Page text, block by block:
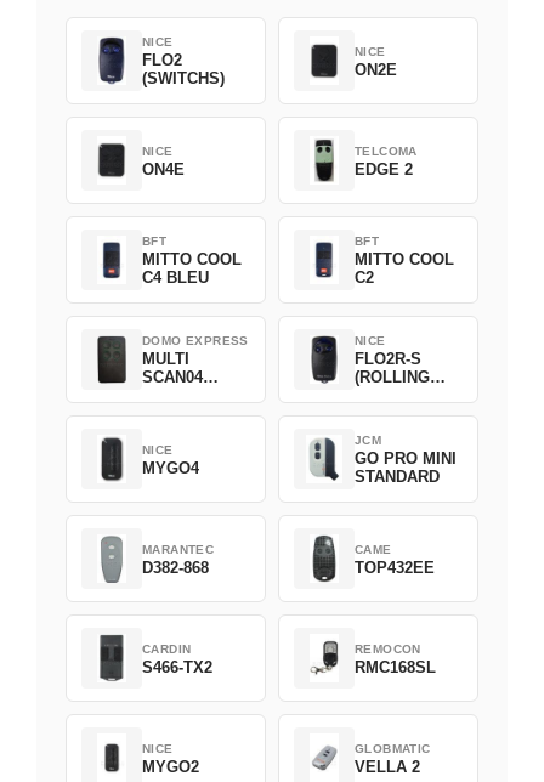
NICE
FLO2
(SWITCHS)
NICE
ON2E
NICE
ON4E
TELCOMA
EDGE 2
BFT
MITTO COOL
C4 BLEU
BFT
MITTO COOL
C2
DOMO EXPRESS
MULTI
SCAN04
NICE
FLO2R-S
(ROLLING
NICE
MYGO4
JCM
GO PRO MINI
STANDARD
MARANTEC
D382-868
CAME
TOP432EE
CARDIN
S466-TX2
REMOCON
RMC168SL
NICE
MYGO2
GLOBMATIC
VELLA 2